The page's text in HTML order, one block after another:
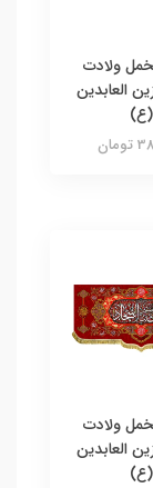
ولادت
العابدین
(ع)
ولادت
العابدین
(ع)